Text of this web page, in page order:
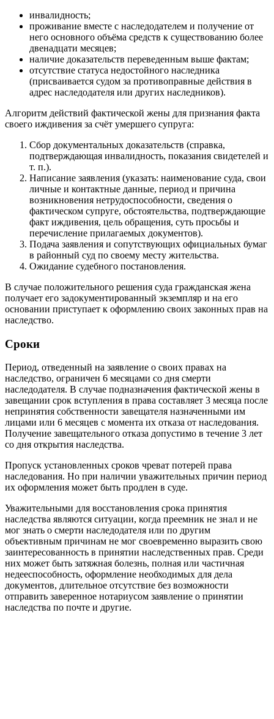
инвалидность;
проживание вместе с наследодателем и получение от
него основного объёма средств к существованию более
двенадцати месяцев;
наличие доказательств переведенным выше фактам;
отсутствие статуса недостойного наследника
(присваивается судом за противоправные действия в
адрес наследодателя или других наследников).
Алгоритм действий фактической жены для признания факта
своего иждивения за счёт умершего супруга:
Сбор документальных доказательств (справка,
подтверждающая инвалидность, показания свидетелей и
т. п.).
Написание заявления (указать: наименование суда, свои
личные и контактные данные, период и причина
возникновения нетрудоспособности, сведения о
фактическом супруге, обстоятельства, подтверждающие
факт иждивения, цель обращения, суть просьбы и
перечисление прилагаемых документов).
Подача заявления и сопутствующих официальных бумаг
в районный суд по своему месту жительства.
Ожидание судебного постановления.
В случае положительного решения суда гражданская жена
получает его задокументированный экземпляр и на его
основании приступает к оформлению своих законных прав на
наследство.
Сроки
Период, отведенный на заявление о своих правах на
наследство, ограничен 6 месяцами со дня смерти
наследодателя. В случае подназначения фактической жены в
завещании срок вступления в права составляет 3 месяца после
непринятия собственности завещателя назначенными им
лицами или 6 месяцев с момента их отказа от наследования.
Получение завещательного отказа допустимо в течение 3 лет
со дня открытия наследства.
Пропуск установленных сроков чреват потерей права
наследования. Но при наличии уважительных причин период
их оформления может быть продлен в суде.
Уважительными для восстановления срока принятия
наследства являются ситуации, когда преемник не знал и не
мог знать о смерти наследодателя или по другим
объективным причинам не мог своевременно выразить свою
заинтересованность в принятии наследственных прав. Среди
них может быть затяжная болезнь, полная или частичная
недееспособность, оформление необходимых для дела
документов, длительное отсутствие без возможности
отправить заверенное нотариусом заявление о принятии
наследства по почте и другие.